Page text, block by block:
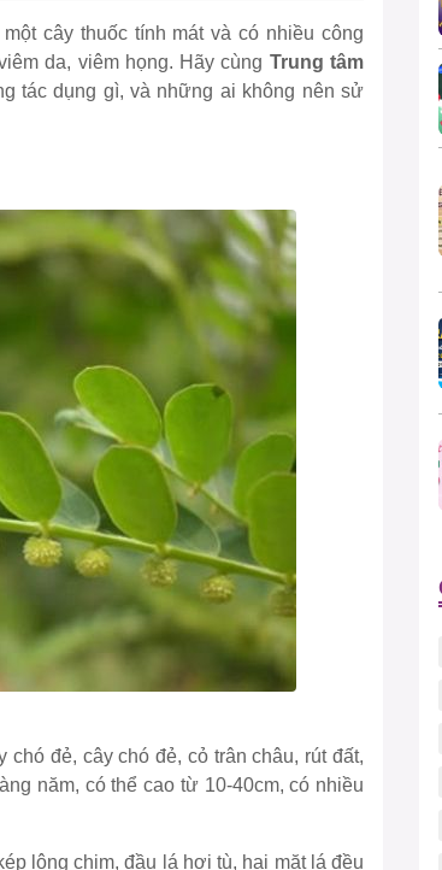
cây thuốc tính mát và có nhiều công
da, viêm họng. Hãy cùng Trung tâm
tác dụng gì, và những ai không nên sử
đẻ, cây chó đẻ, cỏ trân châu, rút đất,
năm, có thể cao từ 10-40cm, có nhiều
lông chim, đầu lá hơi tù, hai mặt lá đều